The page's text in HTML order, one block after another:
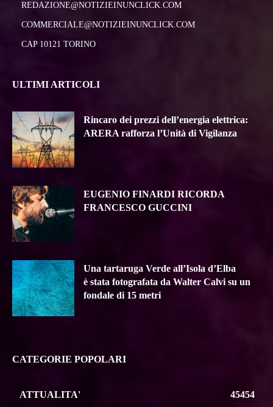
REDAZIONE@NOTIZIEINUNCLICK.COM
COMMERCIALE@NOTIZIEINUNCLICK.COM
CAP 10121 TORINO
ULTIMI ARTICOLI
Rincaro dei prezzi dell’energia elettrica:
ARERA rafforza l’Unità di Vigilanza
EUGENIO FINARDI RICORDA
FRANCESCO GUCCINI
Una tartaruga Verde all’Isola d’Elba
è stata fotografata da Walter Calvi su un
fondale di 15 metri
CATEGORIE POPOLARI
ATTUALITA' 45454